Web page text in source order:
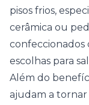
pisos frios,
cerâmica ou
confeccionados
escolhas para
Além do
ajudam a tornar